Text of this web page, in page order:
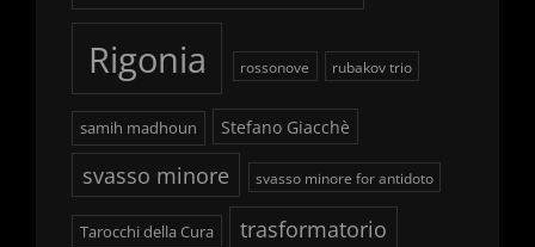
Rigonia rossonove rubakov trio
samih madhoun Stefano Giacchè
svasso minore svasso minore for antidoto
Tarocchi della Cura trasformatorio